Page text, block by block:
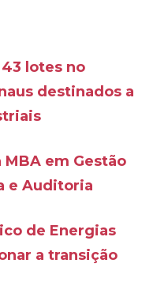
lotes no
destinados a
MBA em Gestão
e Auditoria
de Energias
a transição